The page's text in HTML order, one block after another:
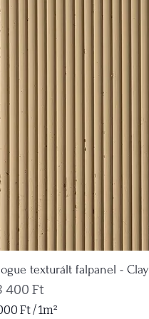
texturált falpanel - Clay
400 Ft
Ft/1m²